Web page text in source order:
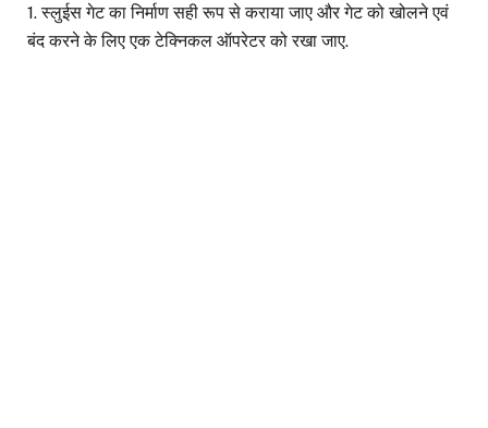
1. स्लुईस गेट का निर्माण सही रूप से कराया जाए और गेट को खोलने एवं
बंद करने के लिए एक टेक्निकल ऑपरेटर को रखा जाए.